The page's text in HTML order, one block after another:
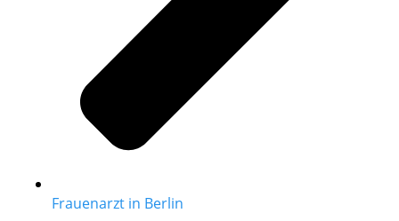
Frauenarzt in Berlin